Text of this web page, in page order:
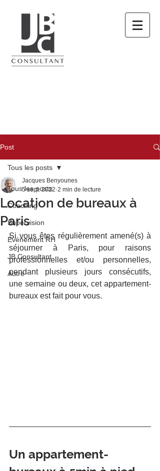
Post
Tous les posts
Coaching
Supervision
Événement RH
JB Consultant
Autre
Tous les posts
Location de bureaux à
Paris
Jacques Benyounes
5 sept. 2022 2 min de lecture
Si vous êtes régulièrement amené(s) à
séjourner à Paris, pour raisons
professionnelles et/ou personnelles,
pendant plusieurs jours consécutifs,
une semaine ou deux, cet appartement-
bureaux est fait pour vous.
Un appartement-